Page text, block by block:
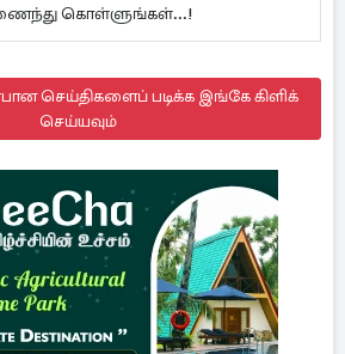
கொள்ளுங்கள்...!
செய்திகளைப் படிக்க இங்கே கிளிக்
செய்யவும்